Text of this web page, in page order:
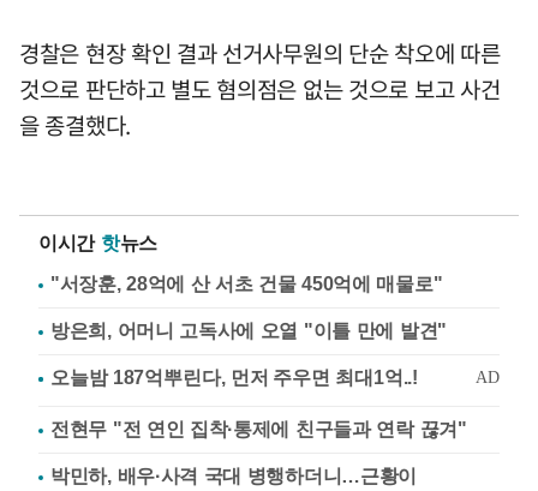
경찰은 현장 확인 결과 선거사무원의 단순 착오에 따른
것으로 판단하고 별도 혐의점은 없는 것으로 보고 사건
을 종결했다.
이시간 핫뉴스
"서장훈, 28억에 산 서초 건물 450억에 매물로"
방은희, 어머니 고독사에 오열 "이틀 만에 발견"
전현무 "전 연인 집착·통제에 친구들과 연락 끊겨"
박민하, 배우·사격 국대 병행하더니…근황이